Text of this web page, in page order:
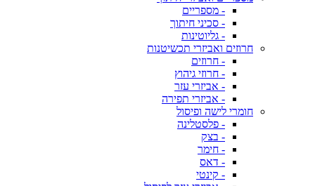
- מספריים
- סכיני חיתוך
- גליוטינות
חרוזים ואביזרי תכשיטנות
- חרוזים
- חרוזי גיהוץ
- אביזרי עזר
- אביזרי תפירה
חומרי לישה ופיסול
- פלסטלינה
- בצק
- חימר
- דאס
- קינטי